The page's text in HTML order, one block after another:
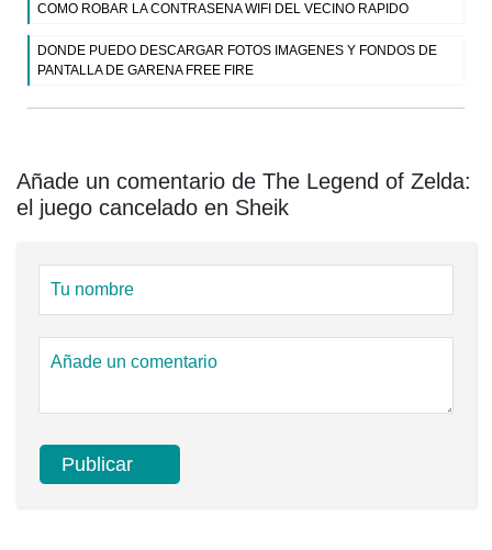
COMO ROBAR LA CONTRASENA WIFI DEL VECINO RAPIDO
DONDE PUEDO DESCARGAR FOTOS IMAGENES Y FONDOS DE
PANTALLA DE GARENA FREE FIRE
Añade un comentario de The Legend of Zelda:
el juego cancelado en Sheik